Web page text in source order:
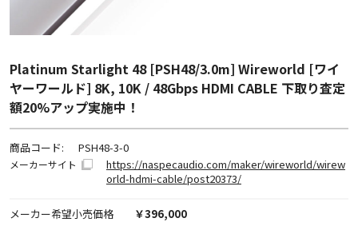
Platinum Starlight 48 [PSH48/3.0m] Wireworld [ワイ
ヤーワールド] 8K, 10K / 48Gbps HDMI CABLE 下取り査定
額20%アップ実施中！
商品コード: PSH48-3-0
メーカーサイト
https://naspecaudio.com/maker/wireworld/wirew
orld-hdmi-cable/post20373/
メーカー希望小売価格 ￥396,000